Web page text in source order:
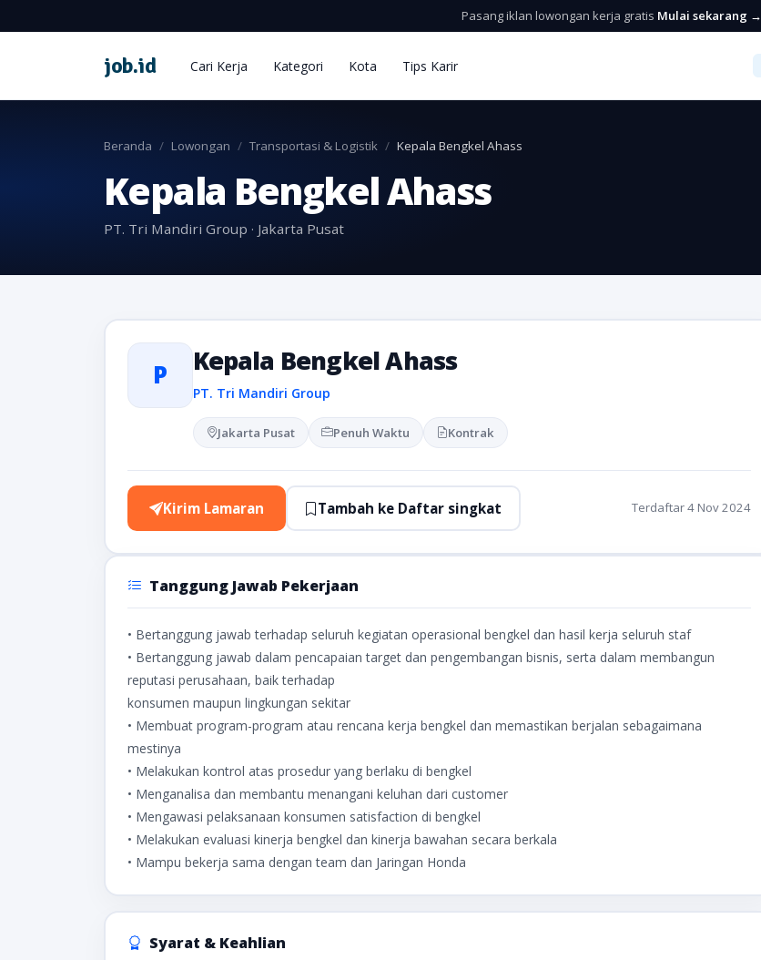
Pasang iklan lowongan kerja gratis Mulai sekarang →
job.id Cari Kerja Kategori Kota Tips Karir
Beranda Lowongan Transportasi & Logistik Kepala Bengkel Ahass
Kepala Bengkel Ahass
PT. Tri Mandiri Group · Jakarta Pusat
P Kepala Bengkel Ahass
PT. Tri Mandiri Group
Jakarta Pusat Penuh Waktu Kontrak
Kirim Lamaran Tambah ke Daftar singkat Terdaftar 4 Nov 2024
Tanggung Jawab Pekerjaan
• Bertanggung jawab terhadap seluruh kegiatan operasional bengkel dan hasil kerja seluruh staf
• Bertanggung jawab dalam pencapaian target dan pengembangan bisnis, serta dalam membangun
reputasi perusahaan, baik terhadap
konsumen maupun lingkungan sekitar
• Membuat program-program atau rencana kerja bengkel dan memastikan berjalan sebagaimana
mestinya
• Melakukan kontrol atas prosedur yang berlaku di bengkel
• Menganalisa dan membantu menangani keluhan dari customer
• Mengawasi pelaksanaan konsumen satisfaction di bengkel
• Melakukan evaluasi kinerja bengkel dan kinerja bawahan secara berkala
• Mampu bekerja sama dengan team dan Jaringan Honda
Syarat & Keahlian